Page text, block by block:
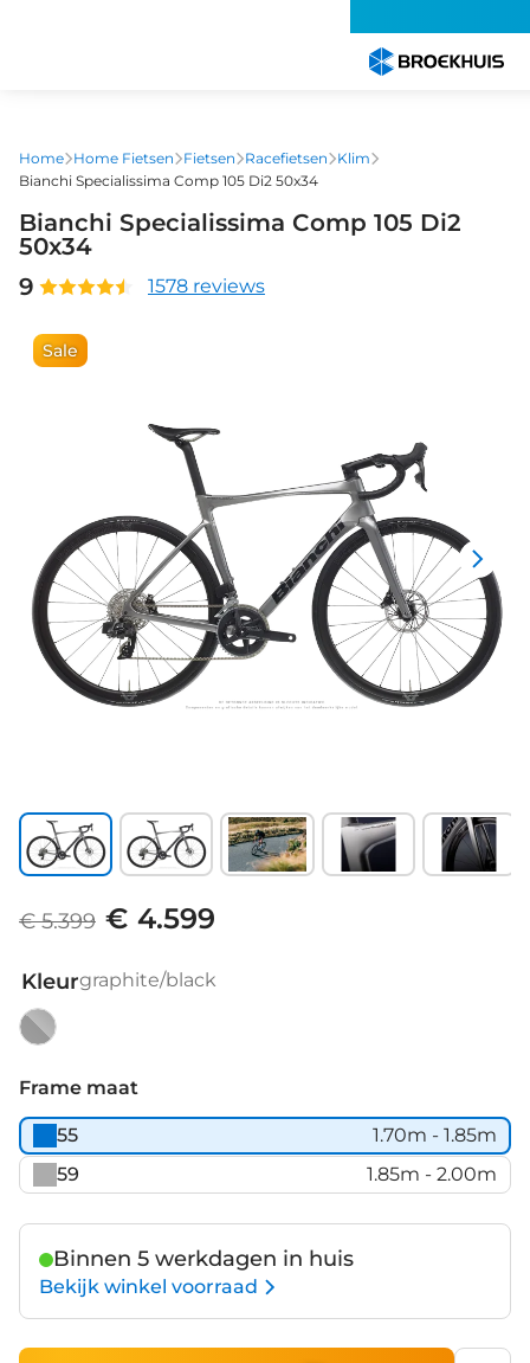
gaan
Home Home Fietsen Fietsen Racefietsen
Klim
Bianchi Specialissima Comp 105 Di2 50x34
Bianchi Specialissima Comp 105 Di2
50x34
9
1578 reviews
Sale
€ 5.399 € 4.599
Kleurgraphite/black
Frame maat
55
1.70m - 1.85m
59
1.85m - 2.00m
Binnen 5 werkdagen in huis
Bekijk winkel voorraad